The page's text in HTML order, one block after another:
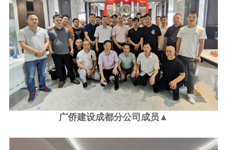
广侨建设成都分公司成员▲